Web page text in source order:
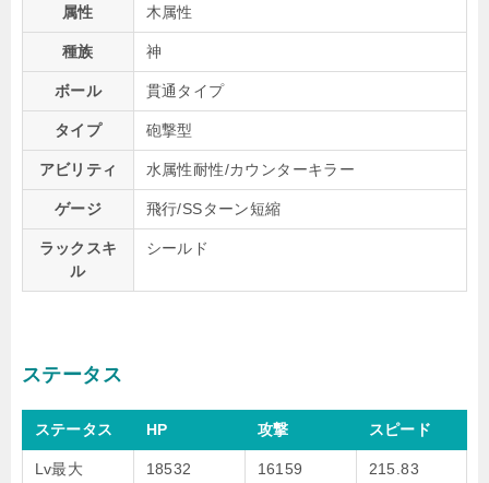
属性 木属性
種族 神
ボール 貫通タイプ
タイプ 砲撃型
アビリティ 水属性耐性/カウンターキラー
ゲージ 飛行/SSターン短縮
ラックスキ
ル
シールド
ステータス
ステータス HP 攻撃 スピード
Lv最大 18532 16159 215.83